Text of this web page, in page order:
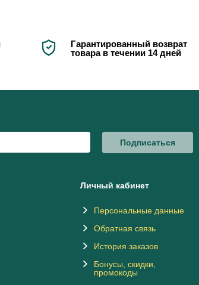
Гарантированный возврат
товара в течении 14 дней
Подписаться
Личный кабинет
Персональные данные
Обратная связь
История заказов
Бонусы, скидки,
промокоды